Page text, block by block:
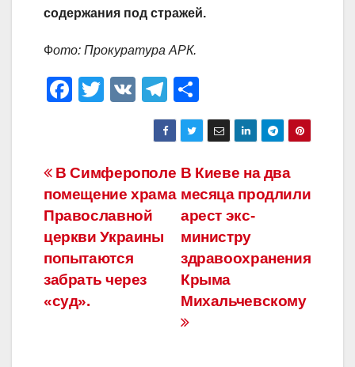
содержания под стражей.
Фото: Прокуратура АРК.
F
e
b
o
o
k
T
er
V
T
el
e
gr
a
m
тп
р
а
в
и
ть
Навигация
по
записям
В Киеве на два
месяца продлили
арест экс-
министру
здравоохранения
Крыма
Михальчевскому
В Симферополе
помещение храма
Православной
церкви Украины
попытаются
забрать через
«суд».